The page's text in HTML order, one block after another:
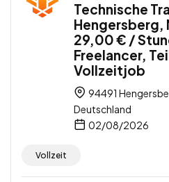
Technische
Hengersberg,
29,00 € /
Freelancer,
Vollzeitjob
94491
Deutschland
02/08/2026
Vollzeit